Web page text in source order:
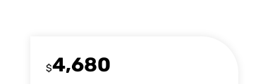
$4,680